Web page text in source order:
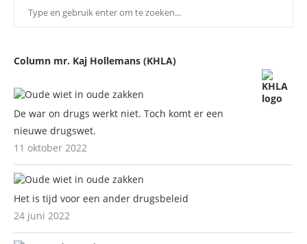
Column mr. Kaj Hollemans (KHLA)
De war on drugs werkt niet. Toch komt er een
nieuwe drugswet.
11 oktober 2022
Het is tijd voor een ander drugsbeleid
24 juni 2022